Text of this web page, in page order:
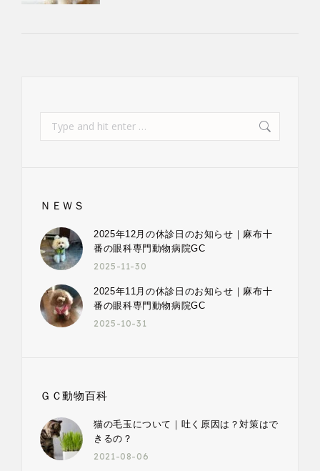
ＮＥＷＳ
2025年12月の休診日のお知らせ｜麻布十
番の眼科専門動物病院GC
2025-11-30
2025年11月の休診日のお知らせ｜麻布十
番の眼科専門動物病院GC
2025-10-31
ＧＣ動物百科
猫の毛玉について｜吐く原因は？対策はで
きるの？
2021-08-06